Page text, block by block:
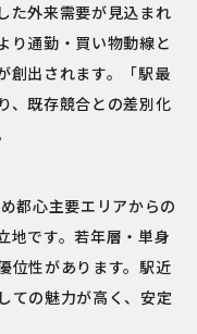
た外来需要が見込まれ
り通勤・買い物動線と
創出されます。「駅最
、既存競合との差別化
都心主要エリアからの
地です。若年層・単身
位性があります。駅近
ての魅力が高く、安定